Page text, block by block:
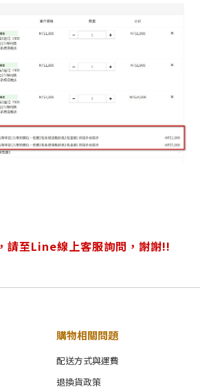
請至Line線上客服詢問，謝謝!!
購物相關問題
配送方式與運費
退換貨政策